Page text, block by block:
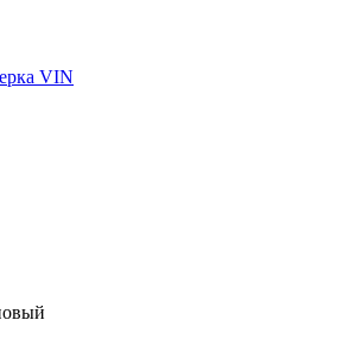
VIN